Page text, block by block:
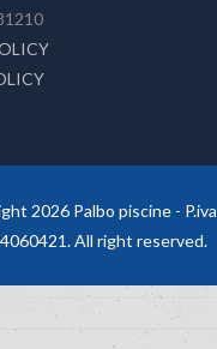
2026 Palbo piscine - P.iva
All right reserved.